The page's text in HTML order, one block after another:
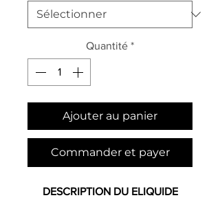
Quantité *
Ajouter au panier
Commander et payer
DESCRIPTION DU ELIQUIDE